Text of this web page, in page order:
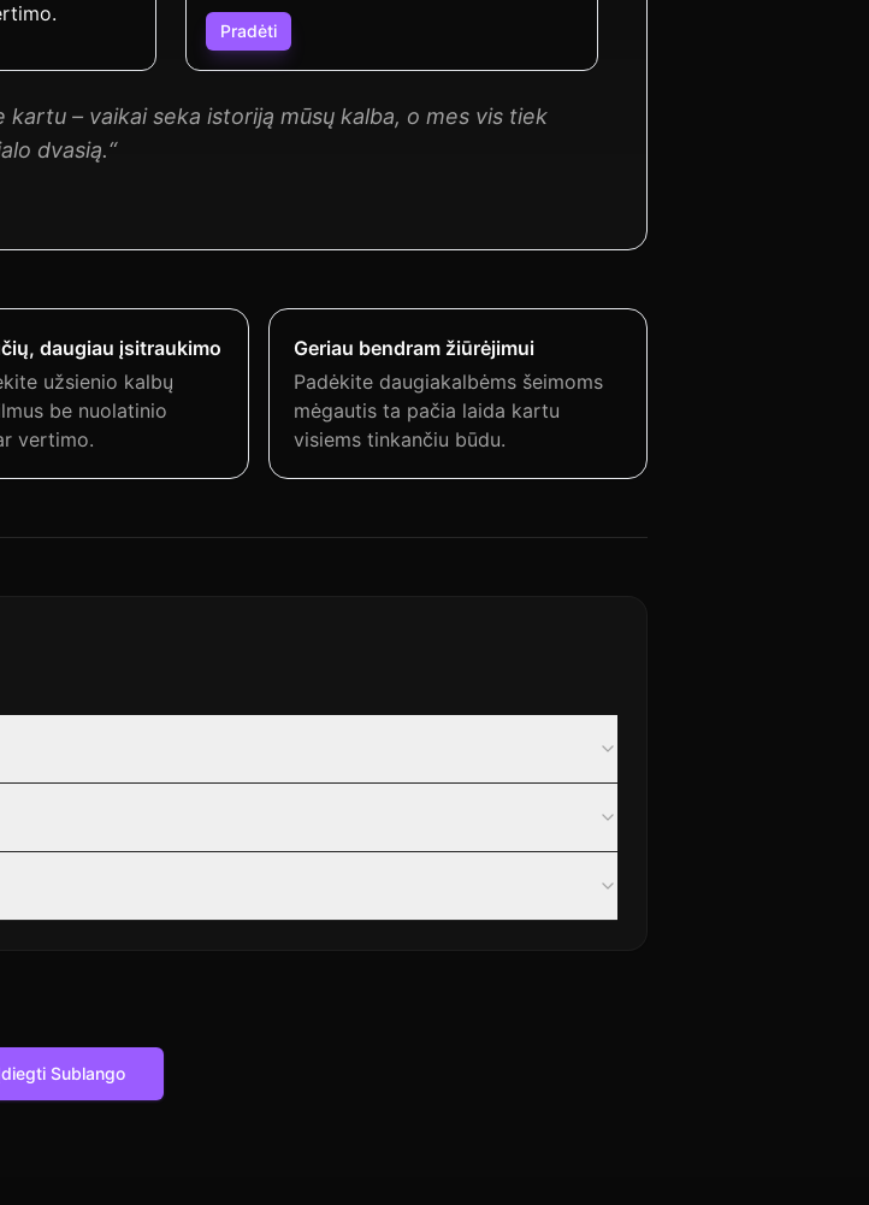
Pradėti
kartu – vaikai seka istoriją mūsų kalba, o mes vis tiek
dvasią.“
daugiau įsitraukimo
užsienio kalbų
be nuolatinio
vertimo.
Geriau bendram žiūrėjimui
Padėkite daugiakalbėms šeimoms
mėgautis ta pačia laida kartu
visiems tinkančiu būdu.
Sublango